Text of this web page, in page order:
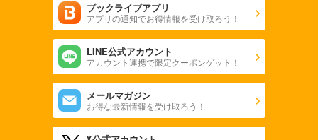
ブックライブアプリ
アプリの通知でお得情報を受け取ろう！
LINE公式アカウント
アカウント連携で限定クーポンゲット！
メールマガジン
お得な最新情報を受け取ろう！